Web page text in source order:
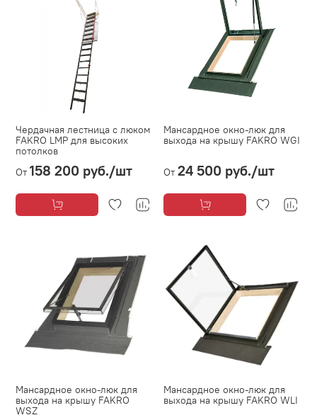
Чердачная лестница с люком
FAKRO LMP для высоких
потолков
От 158 200 руб./шт
Мансардное окно-люк для
выхода на крышу FAKRO WGI
От 24 500 руб./шт
Мансардное окно-люк для
выхода на крышу FAKRO
WSZ
Мансардное окно-люк для
выхода на крышу FAKRO WLI